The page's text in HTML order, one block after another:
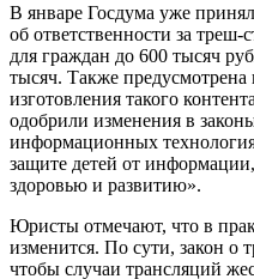
В январе Госдума уже
об ответственности за
для граждан до 600 тысяч
тысяч. Также
изготовления такого
одобрили изменения в
информационных
защите детей от
здоровью и развитию».
Юристы отмечают, что в
изменится. По сути, закон о
чтобы случаи трансляций